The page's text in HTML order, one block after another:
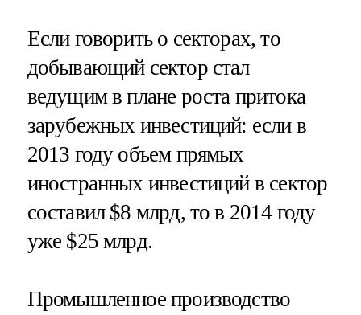
Если говорить о секторах, то
добывающий сектор стал
ведущим в плане роста притока
зарубежных инвестиций: если в
2013 году объем прямых
иностранных инвестиций в сектор
составил $8 млрд, то в 2014 году
уже $25 млрд.
Промышленное производство